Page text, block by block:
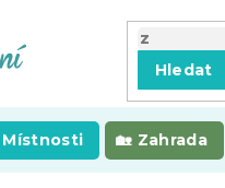
Hledat
Místnosti Zahrada